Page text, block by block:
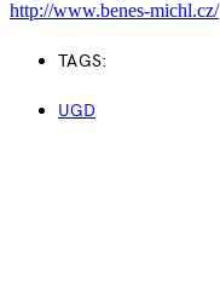
http://www.benes-michl.cz/
TAGS:
UGD